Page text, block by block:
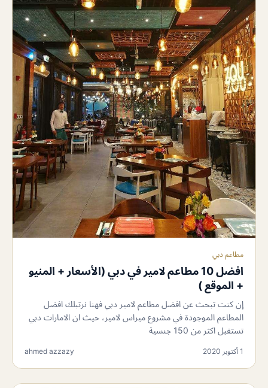
مطاعم دبي
افضل 10 مطاعم لامير في دبي (الأسعار + المنيو
+ الموقع )
إن كنت تبحث عن افضل مطاعم لامير دبي فهنا نرتبلك افضل
المطاعم الموجودة في مشروع ميراس لامير، حيث ان الامارات دبي
تستقبل اكثر من 150 جنسية
1 أكتوبر 2020 ahmed azzazy